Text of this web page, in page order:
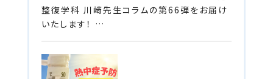
整復学科 川﨑先生コラムの第66弾をお届け
いたします！ …